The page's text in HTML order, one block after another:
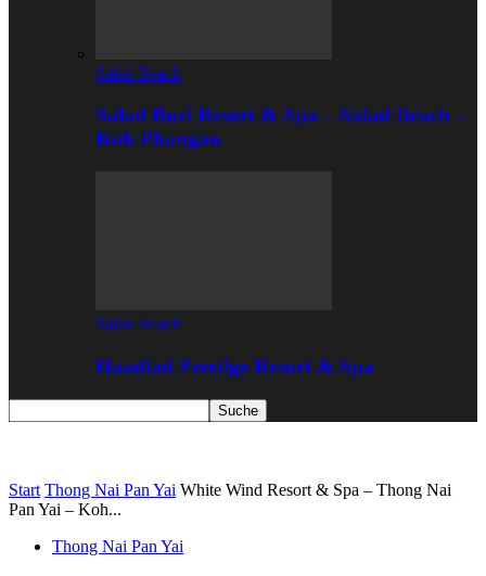
Salad Beach
Salad Buri Resort & Spa – Salad Beach –
Koh Phangan
Salad Beach
Haadlad Prestige Resort & Spa
Start Thong Nai Pan Yai White Wind Resort & Spa – Thong Nai
Pan Yai – Koh...
Thong Nai Pan Yai